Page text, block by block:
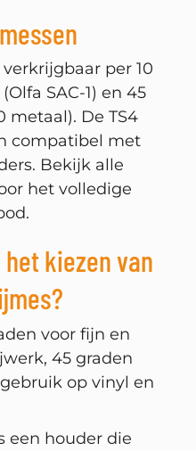
per 10
SAC-1) en 45
metaal). De TS4
compatibel met
Bekijk alle
het volledige
kiezen van
voor fijn en
45 graden
op vinyl en
een houder die